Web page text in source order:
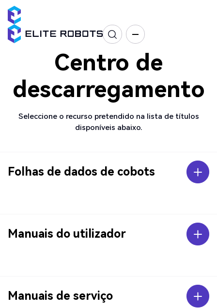
Centro de
descarregamento
Seleccione o recurso pretendido na lista de títulos
disponíveis abaixo.
Folhas de dados de cobots
Manuais do utilizador
Manuais de serviço